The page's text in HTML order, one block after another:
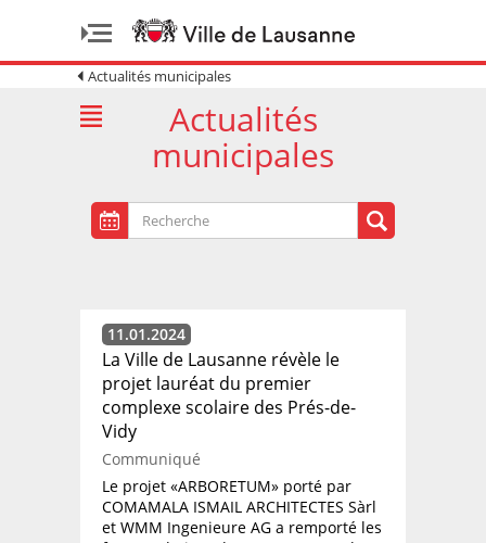
Actualités municipales
Actualités
municipales
11.01.2024
La Ville de Lausanne révèle le
projet lauréat du premier
complexe scolaire des Prés-de-
Vidy
Communiqué
Le projet «ARBORETUM» porté par
COMAMALA ISMAIL ARCHITECTES Sàrl
et WMM Ingenieure AG a remporté les